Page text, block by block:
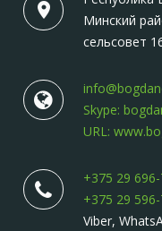
Минский
сельсовет
Skype:
URL:
+375 29
+375 29
Viber,